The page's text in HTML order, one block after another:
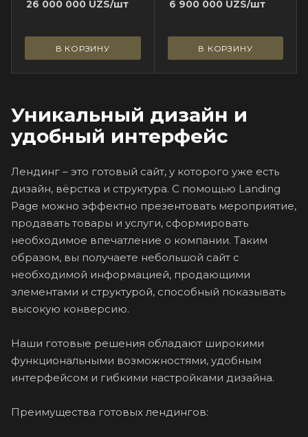
26 000 000 UZS/шт
В КОРЗИНУ
6 900 000UZS/шт
В КОРЗИНУ
Уникальный дизайн и
удобный интерфейс
Лендинг – это готовый сайт, у которого уже есть
дизайн, вёрстка и структура. С помощью Landing
Page можно эффектно презентовать мероприятие,
продавать товары и услуги, сформировать
необходимое впечатление о компании. Таким
образом, вы получаете небольшой сайт с
необходимой информацией, продающими
элементами и структурой, способный показывать
высокую конверсию.
Наши готовые решения обладают широкими
функциональными возможностями, удобным
интерфейсом и гибкими настройками дизайна.
Преимущества готовых лендингов: